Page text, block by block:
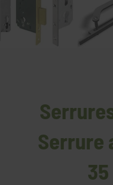
Serrure